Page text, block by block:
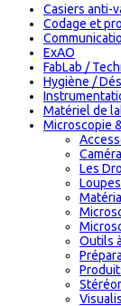
Casiers anti-
Codage et
ExAO
FabLab /
Hygiène /
Matériel de
Microscopie
Les
Loupes
Outils